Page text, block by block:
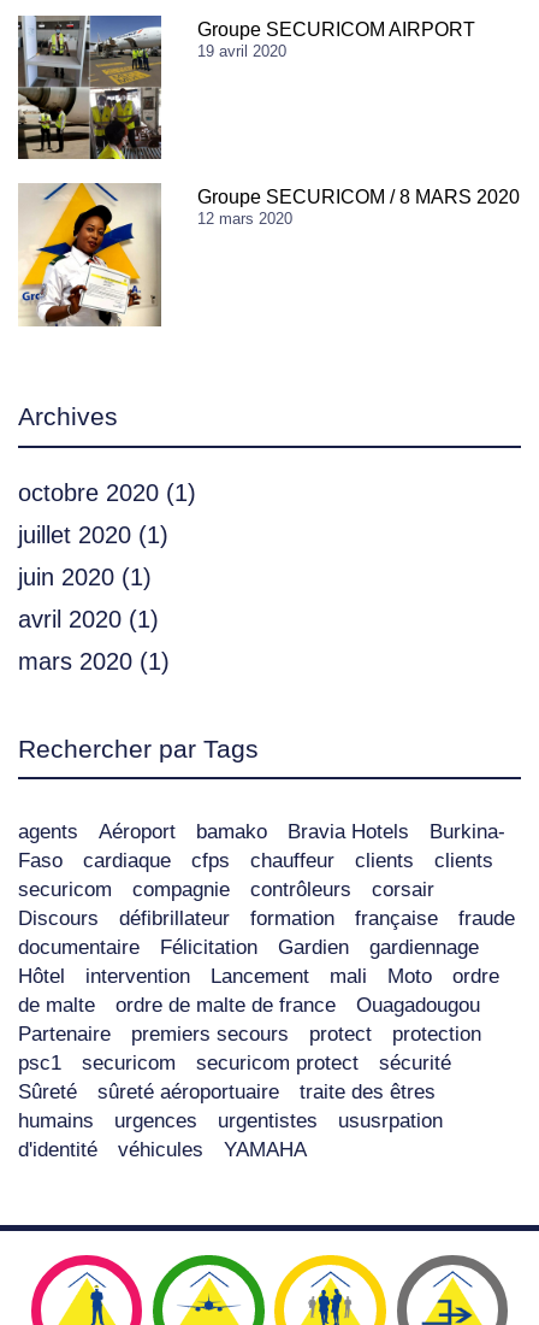
Groupe SECURICOM AIRPORT
19 avril 2020
Groupe SECURICOM / 8 MARS 2020
12 mars 2020
Archives
octobre 2020 (1)
juillet 2020 (1)
juin 2020 (1)
avril 2020 (1)
mars 2020 (1)
Rechercher par Tags
agents Aéroport bamako Bravia Hotels
Burkina-
Faso
cardiaque cfps chauffeur clients
clients
securicom
compagnie contrôleurs
corsair
Discours
défibrillateur formation française
fraude
documentaire
Félicitation Gardien
gardiennage
Hôtel
intervention Lancement mali Moto
ordre
de malte
ordre de malte de france
Ouagadougou
Partenaire
premiers secours protect
protection
psc1
securicom securicom protect
sécurité
Sûreté
sûreté aéroportuaire
traite des êtres
humains
urgences urgentistes
ususrpation
d'identité
véhicules YAMAHA